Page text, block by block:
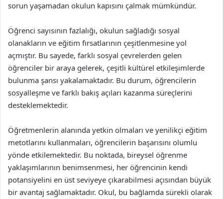
sorun yaşamadan okulun kapısını çalmak mümkündür.
Öğrenci sayısının fazlalığı, okulun sağladığı sosyal
olanakların ve eğitim fırsatlarının çeşitlenmesine yol
açmıştır. Bu sayede, farklı sosyal çevrelerden gelen
öğrenciler bir araya gelerek, çeşitli kültürel etkileşimlerde
bulunma şansı yakalamaktadır. Bu durum, öğrencilerin
sosyalleşme ve farklı bakış açıları kazanma süreçlerini
desteklemektedir.
Öğretmenlerin alanında yetkin olmaları ve yenilikçi eğitim
metotlarını kullanmaları, öğrencilerin başarısını olumlu
yönde etkilemektedir. Bu noktada, bireysel öğrenme
yaklaşımlarının benimsenmesi, her öğrencinin kendi
potansiyelini en üst seviyeye çıkarabilmesi açısından büyük
bir avantaj sağlamaktadır. Okul, bu bağlamda sürekli olarak